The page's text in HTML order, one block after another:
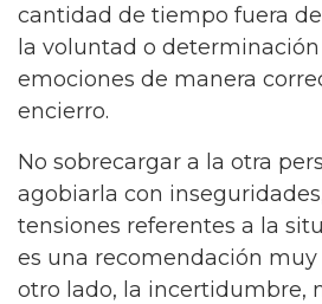
cantidad de tiempo fuera
la voluntad o
emociones de manera
encierro.
No sobrecargar a la otra
agobiarla con
tensiones referentes a la
es una recomendación muy
otro lado, la incertidumbre,